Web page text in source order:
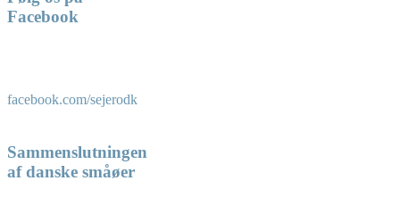
Facebook
facebook.com/sejerodk
Sammenslutningen
af danske småøer